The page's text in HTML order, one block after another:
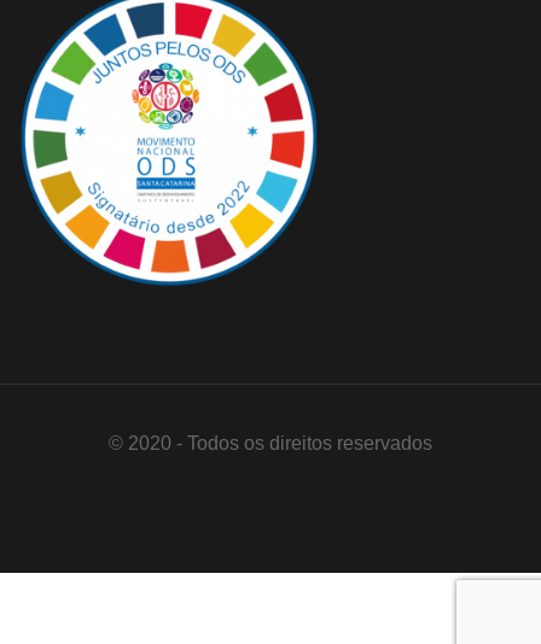
© 2020 - Todos os direitos reservados